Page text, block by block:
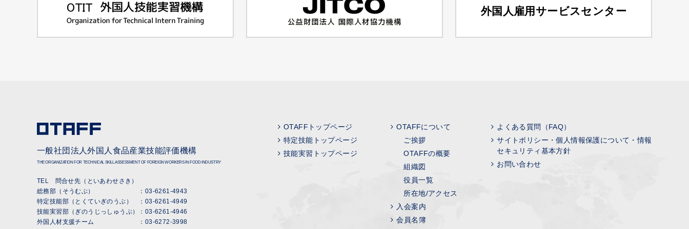
外国人雇用サービスセンター
一般社団法人外国人食品産業技能評価機構
THE ORGANIZATION FOR TECHNICAL SKILL ASSESSMENT OF FOREIGN WORKERS IN FOOD INDUSTRY
TEL 問合せ先（といあわせさき）
総務部（そうむぶ） ： 03-6261-4943
特定技能部（とくていぎのうぶ） ： 03-6261-4949
技能実習部（ぎのうじっしゅうぶ）： 03-6261-4946
外国人材支援チーム ： 03-6272-3998
OTAFFトップページ
特定技能トップページ
技能実習トップページ
OTAFFについて
ご挨拶
OTAFFの概要
組織図
役員一覧
所在地/アクセス
入会案内
会員名簿
よくある質問（FAQ）
サイトポリシー・個人情報保護について・情報
セキュリティ基本方針
お問い合わせ